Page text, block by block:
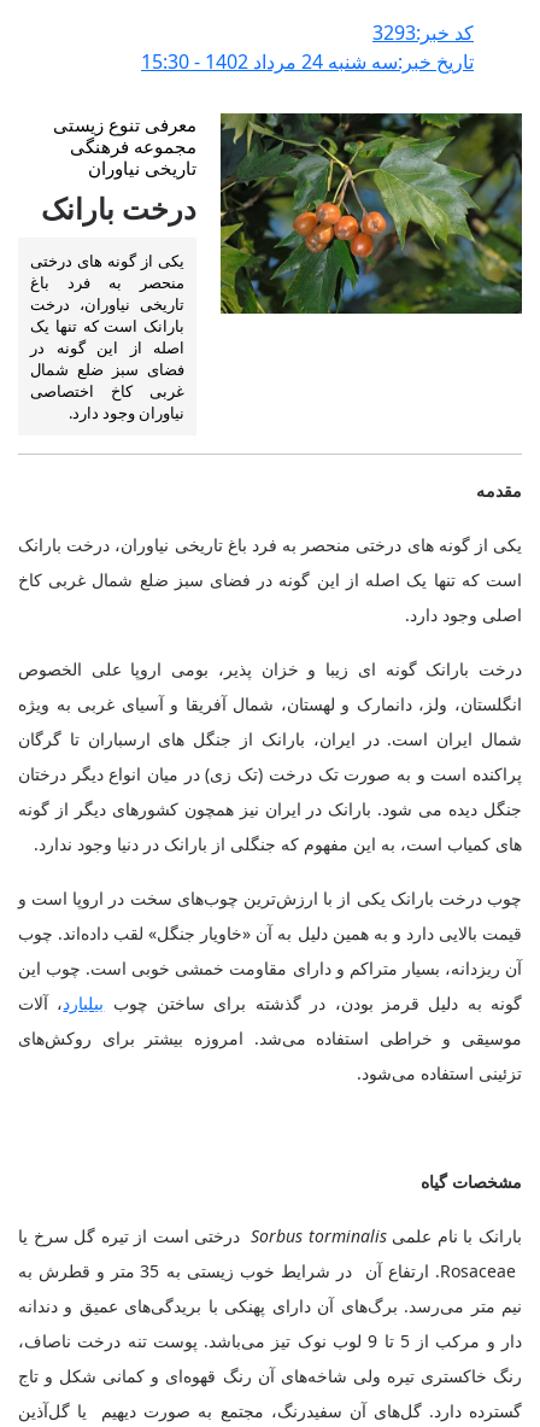
کد خبر:3293
تاریخ خبر:سه شنبه 24 مرداد 1402 - 15:30
معرفی تنوع زیستی
مجموعه فرهنگی
تاریخی نیاوران
درخت بارانک
یکی از گونه های درختی
منحصر به فرد باغ
تاریخی نیاوران، درخت
بارانک است که تنها یک
اصله از این گونه در
فضای سبز ضلع شمال
غربی کاخ اختصاصی
نیاوران وجود دارد.
مقدمه
یکی از گونه های درختی منحصر به فرد باغ تاریخی نیاوران، درخت بارانک
است که تنها یک اصله از این گونه در فضای سبز ضلع شمال غربی کاخ
اصلی وجود دارد.
درخت بارانک گونه ای زیبا و خزان پذیر، بومی اروپا علی الخصوص
انگلستان، ولز، دانمارک و لهستان، شمال آفریقا و آسیای غربی به ویژه
شمال ایران است. در ایران، بارانک از جنگل های ارسباران تا گرگان
پراکنده است و به صورت تک درخت (تک زی) در میان انواع دیگر درختان
جنگل دیده می شود. بارانک در ایران نیز همچون کشورهای دیگر از گونه
های کمیاب است، به این مفهوم که جنگلی از بارانک در دنیا وجود ندارد.
چوب درخت بارانک یکی از با ارزش‌ترین چوب‌های سخت در اروپا است و
قیمت بالایی دارد و به همین دلیل به آن «خاویار جنگل» لقب داده‌اند. چوب
آن ریزدانه، بسیار متراکم و دارای مقاومت خمشی خوبی است. چوب این
گونه به دلیل قرمز بودن، در گذشته برای ساختن چوب بیلیارد، آلات
موسیقی و خراطی استفاده می‌شد. امروزه بیشتر برای روکش‌های
تزئینی استفاده می‌شود.
مشخصات گیاه
بارانک با نام علمی Sorbus torminalis درختی است از تیره گل سرخ یا
Rosaceae
. ارتفاع آن در شرایط خوب زیستی به 35 متر و قطرش به
نیم متر می‌رسد. برگ‌های آن دارای پهنکی با بریدگی‌های عمیق و دندانه
دار و مرکب از 5 تا 9 لوب نوک تیز می‌باشد. پوست تنه درخت ناصاف،
رنگ خاکستری تیره ولی شاخه‌های آن رنگ قهوه‌ای و کمانی شکل و تاج
گسترده دارد. گل‌های آن سفیدرنگ، مجتمع به صورت دیهیم یا گل‌آذین